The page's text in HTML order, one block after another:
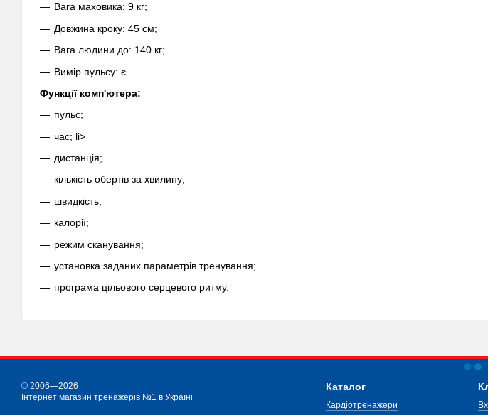
Вага маховика: 9 кг;
Довжина кроку: 45 см;
Вага людини до: 140 кг;
Вимір пульсу: є.
Функції комп'ютера:
пульс;
час; li>
дистанція;
кількість обертів за хвилину;
швидкість;
калорії;
режим сканування;
установка заданих параметрів тренування;
програма цільового серцевого ритму.
© 2006—2026
Інтернет магазин тренажерів №1 в Україні
Каталог
Кардіотренажери